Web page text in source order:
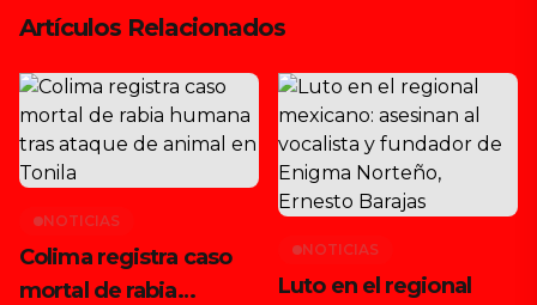
Artículos Relacionados
NOTICIAS
Colima registra caso
mortal de rabia
NOTICIAS
Luto en el regional